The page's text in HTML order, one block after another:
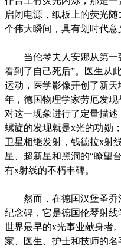
启闭电源，纸板上的荧光
个伟大瞬间，具有划时代意
当伦琴夫人安娜从第一
看到了自己死后”。医生从
运动，医学影像开创了新
年，德国物理学家劳厄发
对这一现象进行了定量描
螺旋的发现就是x光的功勋
卫星相继发射，钱德拉x射
星、超新星和黑洞的“瞭望
有x射线的不朽丰碑。
然而，在德国汉堡圣乔
纪念碑，它是德国伦琴射
世界最早的x光事业献身者
家、医生、护士和技师的